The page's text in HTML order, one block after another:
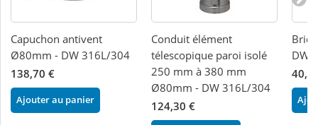
Capuchon antivent
Ø80mm - DW 316L/304
138,70 €
Ajouter au panier
Conduit élément
télescopique paroi isolé
250 mm à 380 mm
Ø80mm - DW 316L/304
124,30 €
DW